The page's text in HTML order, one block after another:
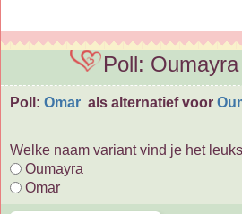
Poll:
Poll: Omar als alternatief voor
Welke naam variant vind je het
Oumayra
Omar